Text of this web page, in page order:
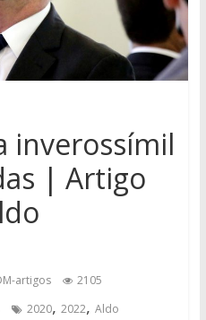
inverossímil
| Artigo
artigos
2105
2020, 2022, Aldo